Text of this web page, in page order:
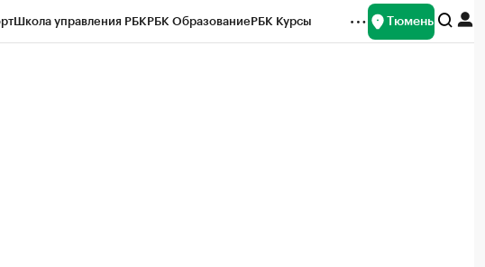
Школа управления РБКРБК ОбразованиеРБК Курсы Тюмень